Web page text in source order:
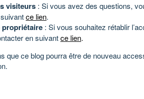
visiteurs : Si vous avez des questions,
ce lien.
propriétaire : Si vous souhaitez rétablir
en suivantce lien.
que ce blog pourra être de nouveau